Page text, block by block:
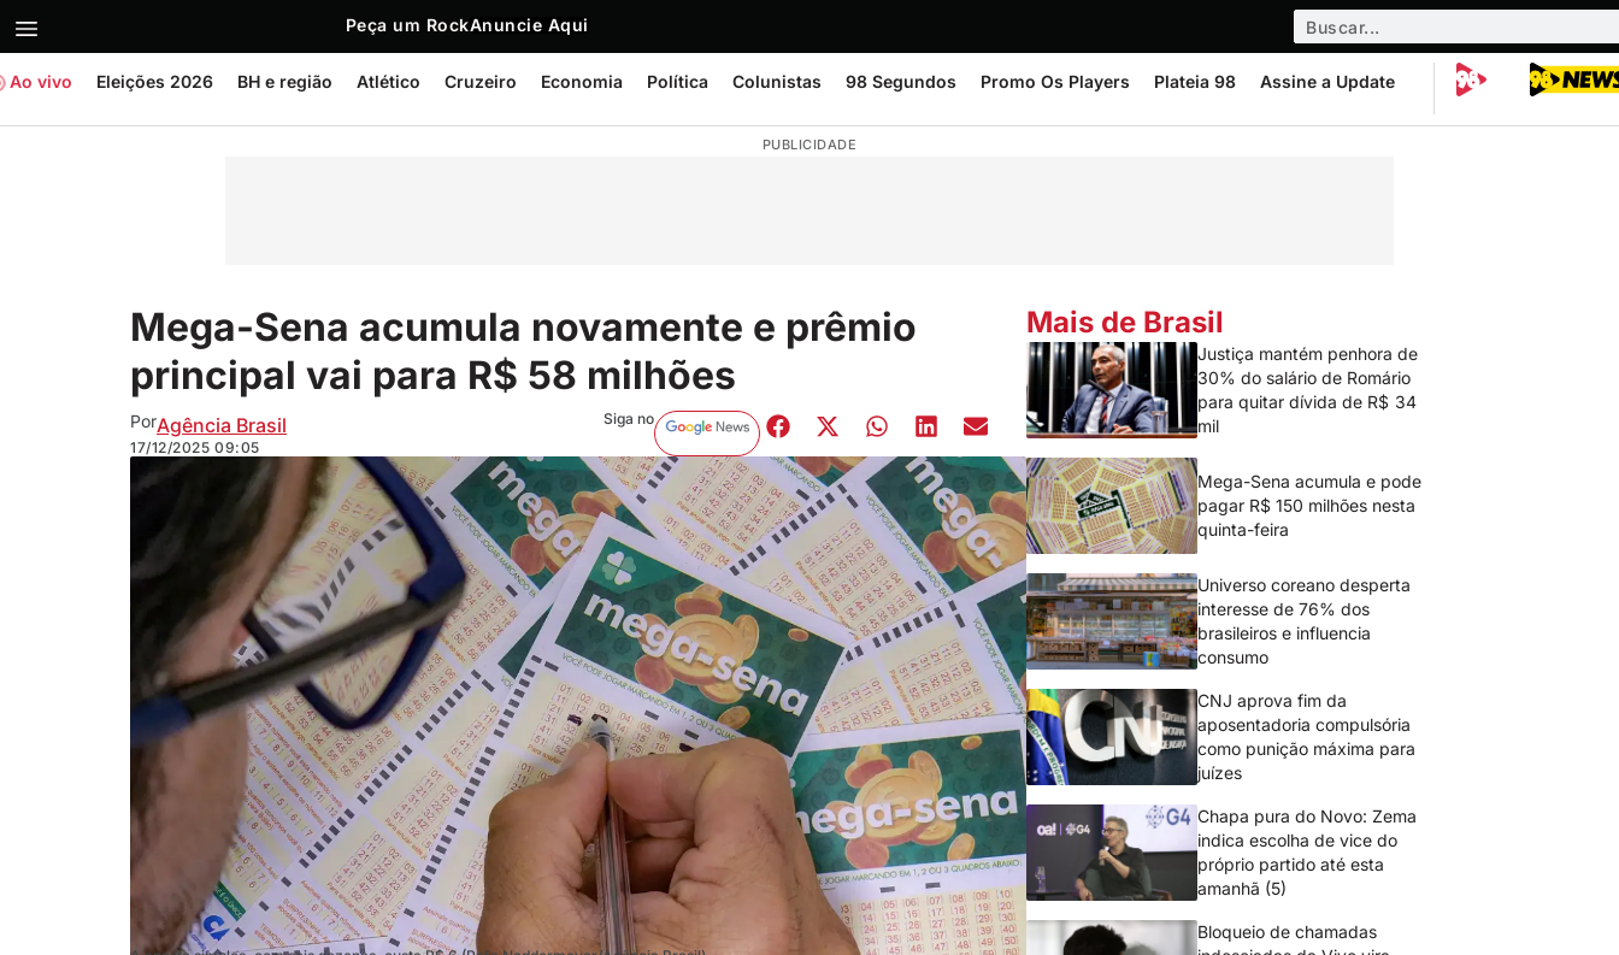
Peça um RockAnuncie Aqui
Ao vivo Eleições 2026 BH e região Atlético Cruzeiro Economia Política Colunistas 98 Segundos Promo Os Players Plateia 98 Assine a Update
PUBLICIDADE
Mega-Sena acumula novamente e prêmio
principal vai para R$ 58 milhões
PorAgência Brasil
17/12/2025 09:05
Siga no
Mais de Brasil
Justiça mantém penhora de
30% do salário de Romário
para quitar dívida de R$ 34
mil
Mega-Sena acumula e pode
pagar R$ 150 milhões nesta
quinta-feira
Universo coreano desperta
interesse de 76% dos
brasileiros e influencia
consumo
CNJ aprova fim da
aposentadoria compulsória
como punição máxima para
juízes
Chapa pura do Novo: Zema
indica escolha de vice do
próprio partido até esta
amanhã (5)
Bloqueio de chamadas